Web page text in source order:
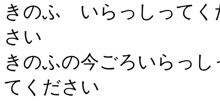
きのふ いらっしってく
さい
きのふの今ごろいらっし
てください